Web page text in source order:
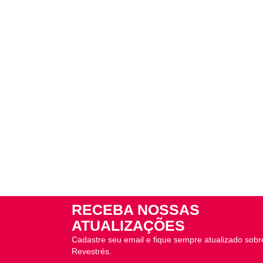
RECEBA NOSSAS
ATUALIZAÇÕES
Cadastre seu email e fique sempre atualizado
Revestrés.